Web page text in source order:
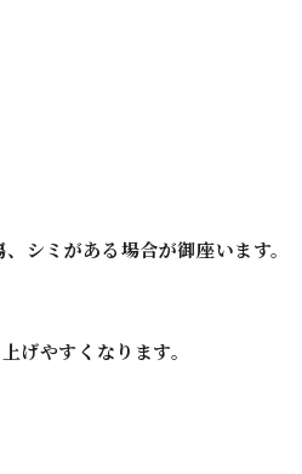
シミがある場合が御座います。
げやすくなります。